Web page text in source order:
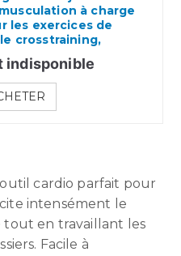
à charge
les exercices de
crosstraining,
indisponible
cardio parfait pour
intensément le
tout en travaillant les
Facile à